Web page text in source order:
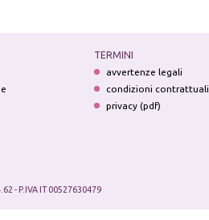
TERMINI
avvertenze legali
condizioni contrattuali
privacy (pdf)
- P.IVA IT 00527630479